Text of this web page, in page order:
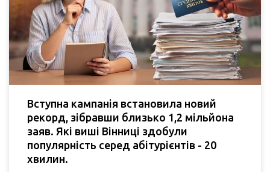
Вступна кампанія встановила новий
рекорд, зібравши близько 1,2 мільйона
заяв. Які виші Вінниці здобули
популярність серед абітурієнтів - 20
хвилин.